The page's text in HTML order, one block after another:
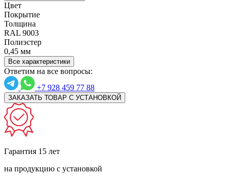
Цвет
Покрытие
Толщина
RAL 9003
Полиэстер
0,45 мм
Все характеристики
Ответим на все вопросы:
+7 928 459 77 88
ЗАКАЗАТЬ ТОВАР С УСТАНОВКОЙ
Гарантия 15 лет
на продукцию с установкой